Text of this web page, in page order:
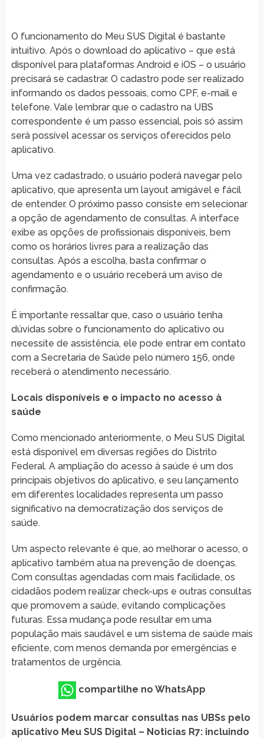
O funcionamento do Meu SUS Digital é bastante
intuitivo. Após o download do aplicativo – que está
disponível para plataformas Android e iOS – o usuário
precisará se cadastrar. O cadastro pode ser realizado
informando os dados pessoais, como CPF, e-mail e
telefone. Vale lembrar que o cadastro na UBS
correspondente é um passo essencial, pois só assim
será possível acessar os serviços oferecidos pelo
aplicativo.
Uma vez cadastrado, o usuário poderá navegar pelo
aplicativo, que apresenta um layout amigável e fácil
de entender. O próximo passo consiste em selecionar
a opção de agendamento de consultas. A interface
exibe as opções de profissionais disponíveis, bem
como os horários livres para a realização das
consultas. Após a escolha, basta confirmar o
agendamento e o usuário receberá um aviso de
confirmação.
É importante ressaltar que, caso o usuário tenha
dúvidas sobre o funcionamento do aplicativo ou
necessite de assistência, ele pode entrar em contato
com a Secretaria de Saúde pelo número 156, onde
receberá o atendimento necessário.
Locais disponíveis e o impacto no acesso à
saúde
Como mencionado anteriormente, o Meu SUS Digital
está disponível em diversas regiões do Distrito
Federal. A ampliação do acesso à saúde é um dos
principais objetivos do aplicativo, e seu lançamento
em diferentes localidades representa um passo
significativo na democratização dos serviços de
saúde.
Um aspecto relevante é que, ao melhorar o acesso, o
aplicativo também atua na prevenção de doenças.
Com consultas agendadas com mais facilidade, os
cidadãos podem realizar check-ups e outras consultas
que promovem a saúde, evitando complicações
futuras. Essa mudança pode resultar em uma
população mais saudável e um sistema de saúde mais
eficiente, com menos demanda por emergências e
tratamentos de urgência.
compartilhe no WhatsApp
Usuários podem marcar consultas nas UBSs pelo
aplicativo Meu SUS Digital – Noticias R7: incluindo